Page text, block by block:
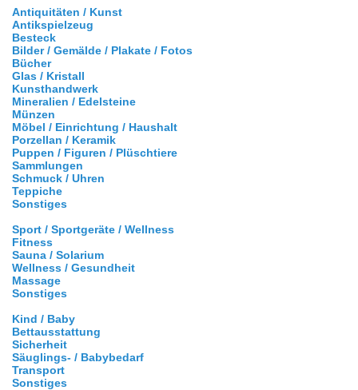
Antiquitäten / Kunst
Antikspielzeug
Besteck
Bilder / Gemälde / Plakate / Fotos
Bücher
Glas / Kristall
Kunsthandwerk
Mineralien / Edelsteine
Münzen
Möbel / Einrichtung / Haushalt
Porzellan / Keramik
Puppen / Figuren / Plüschtiere
Sammlungen
Schmuck / Uhren
Teppiche
Sonstiges
Sport / Sportgeräte / Wellness
Fitness
Sauna / Solarium
Wellness / Gesundheit
Massage
Sonstiges
Kind / Baby
Bettausstattung
Sicherheit
Säuglings- / Babybedarf
Transport
Sonstiges